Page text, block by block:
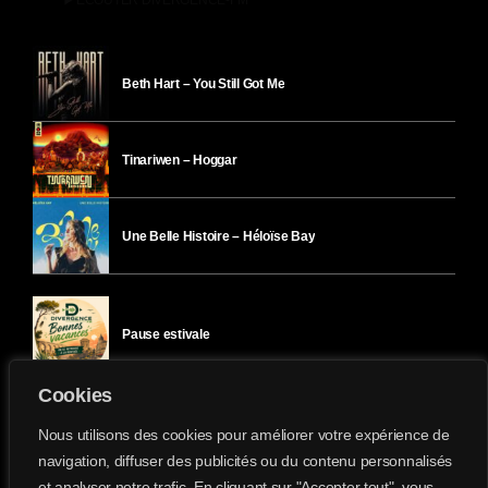
Cookies
Nous utilisons des cookies pour améliorer votre expérience de
navigation, diffuser des publicités ou du contenu personnalisés
Beth Hart – You Still Got Me
Tinariwen – Hoggar
Une Belle Histoire – Héloïse Bay
Pause estivale